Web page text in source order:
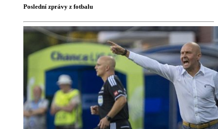
Poslední zprávy z fotbalu